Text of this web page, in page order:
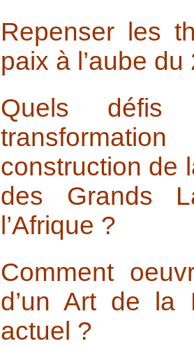
Repenser les
paix à l’aube
Quels défis
construction de
des Grands
l’Afrique ?
Comment
d’un Art de la
actuel ?